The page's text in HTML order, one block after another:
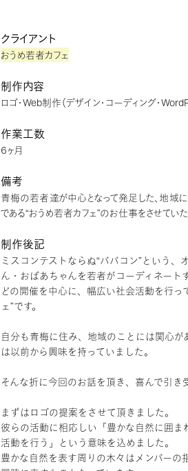
クライアント
おうめ若者カフェ
制作内容
ロゴ・Web制作（デザイン・コーディング・
作業工数
6ヶ月
備考
青梅の若者達が中心となって発足した、地域
である“おうめ若者カフェ”のお仕事をさせていた
制作後記
ミスコンテストならぬ“ババコン”という、
ん・おばあちゃんを若者がコーディネート
どの開催を中心に、幅広い社会活動を行っ
ェ”です。
自分も青梅に住み、地域のことには関心
は以前から興味を持っていました。
そんな折に今回のお話を頂き、喜んで引き
まずはロゴの提案をさせて頂きました。
彼らの活動に相応しい「豊かな自然に囲ま
活動を行う」という意味を込めました。
豊かな自然を表す周りの木々はメンバーの